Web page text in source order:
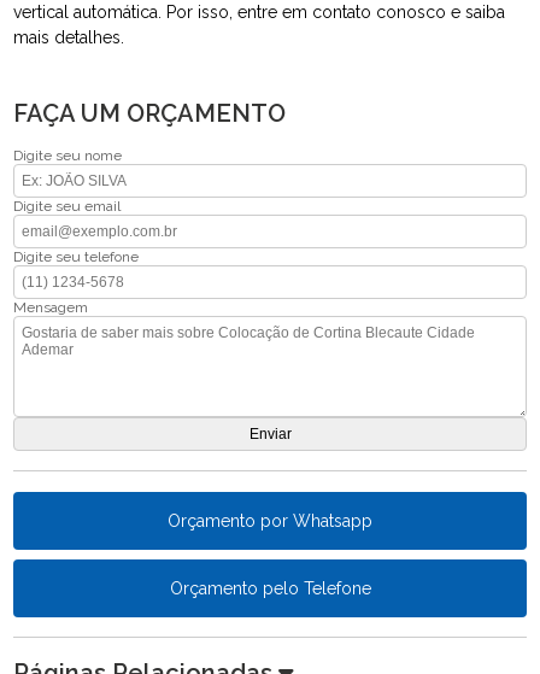
vertical automática. Por isso, entre em contato conosco e saiba
mais detalhes.
FAÇA UM ORÇAMENTO
Digite seu nome
Digite seu email
Digite seu telefone
Mensagem
Orçamento por Whatsapp
Orçamento pelo Telefone